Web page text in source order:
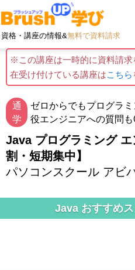
資格・講座の情報&無料で資料請求
※この講座は一時的に資料請
在受け付けている講座はこちら
通
学
ゼロからでもプログラ
役エンジニアへの質問も
Java プログラミング
割・短期集中】
パソコンスクール アビ
Java おすすめ